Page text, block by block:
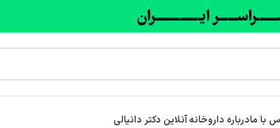
با مادرباره‌ داروخانه آنلاین دکتر دانیالی